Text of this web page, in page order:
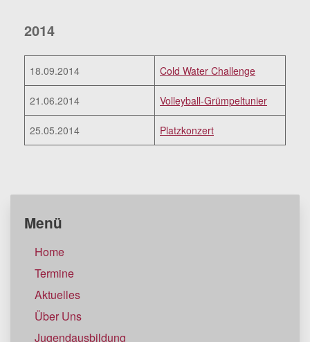
2014
18.09.2014 Cold Water Challenge
21.06.2014 Volleyball-Grümpeltunier
25.05.2014 Platzkonzert
Menü
Home
Termine
Aktuelles
Über Uns
Jugendausbildung